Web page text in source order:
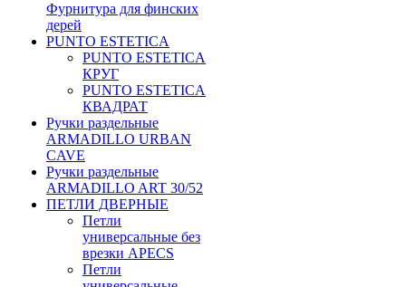
Фурнитура для финских
дерей
PUNTO ESTETICA
PUNTO ESTETICA
КРУГ
PUNTO ESTETICA
КВАДРАТ
Ручки раздельные
ARMADILLO URBAN
CAVE
Ручки раздельные
ARMADILLO ART 30/52
ПЕТЛИ ДВЕРНЫЕ
Петли
универсальные без
врезки APECS
Петли